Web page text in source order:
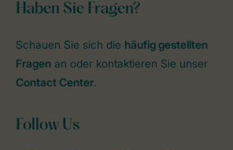
Haben Sie Fragen?
Schauen Sie sich die häufig gestellten
Fragen an oder kontaktieren Sie unser
Contact Center.
Follow Us